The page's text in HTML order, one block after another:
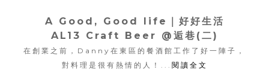
A Good, Good life｜好好生活
AL13 Craft Beer @逅巷(二)
在創業之前，Danny在東區的餐酒館工作了好一陣子，
對料理是很有熱情的人！... 閱讀全文